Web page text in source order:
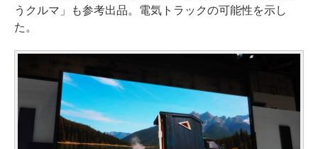
うクルマ」も参考出品。電気トラックの可能性を示し
た。